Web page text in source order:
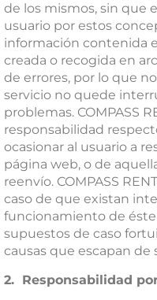
de los mismos, sin que
usuario por estos
información contenida
creada o recogida en
de errores, por lo que
servicio no quede
problemas. COMPASS
responsabilidad
ocasionar al usuario a
página web, o de
reenvío. COMPASS
caso de que existan
funcionamiento de
supuestos de caso
causas que escapan de
2. Responsabilidad